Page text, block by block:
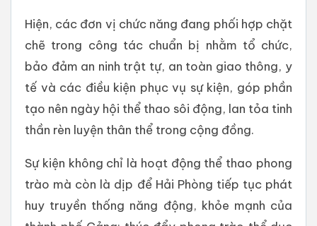
Hiện, các đơn vị chức năng đang phối hợp chặt
chẽ trong công tác chuẩn bị nhằm tổ chức,
bảo đảm an ninh trật tự, an toàn giao thông, y
tế và các điều kiện phục vụ sự kiện, góp phần
tạo nên ngày hội thể thao sôi động, lan tỏa tinh
thần rèn luyện thân thể trong cộng đồng.
Sự kiện không chỉ là hoạt động thể thao phong
trào mà còn là dịp để Hải Phòng tiếp tục phát
huy truyền thống năng động, khỏe mạnh của